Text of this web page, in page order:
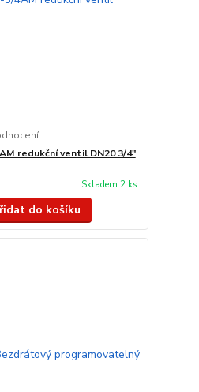
redukční ventil DN20 3/4"
Skladem 2 ks
do košíku